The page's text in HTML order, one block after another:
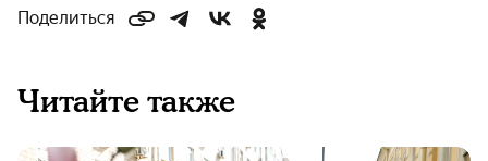
Поделиться
Читайте также